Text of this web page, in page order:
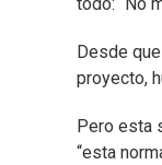
Desde
proyecto,
Pero esta
“esta